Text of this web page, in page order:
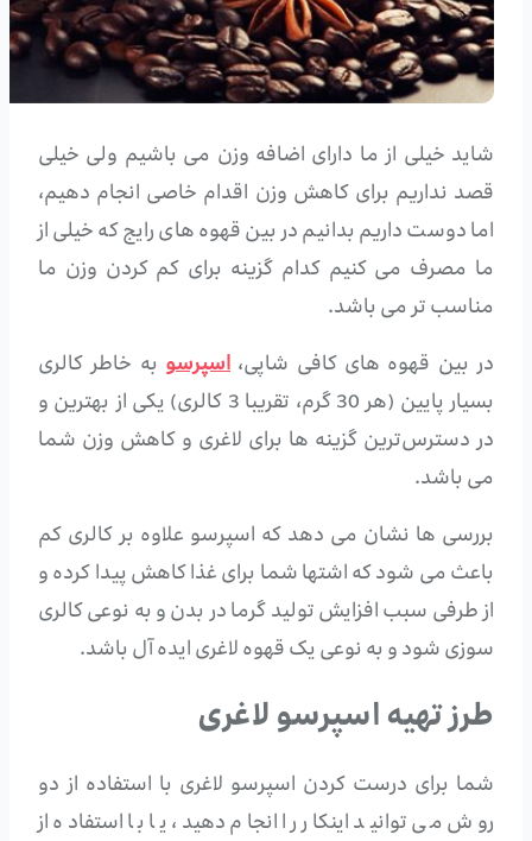
شاید خیلی از ما دارای اضافه وزن می باشیم ولی خیلی
قصد نداریم برای کاهش وزن اقدام خاصی انجام دهیم،
اما دوست داریم بدانیم در بین قهوه های رایج که خیلی از
ما مصرف می کنیم کدام گزینه برای کم کردن وزن ما
مناسب تر می باشد.
در بین قهوه های کافی شاپی، اسپرسو به خاطر کالری
بسیار پایین (هر 30 گرم، تقریبا 3 کالری) یکی از بهترین و
در دسترس‌ترین گزینه ها برای لاغری و کاهش وزن شما
می باشد.
بررسی ها نشان می دهد که اسپرسو علاوه بر کالری کم
باعث می شود که اشتها شما برای غذا کاهش پیدا کرده و
از طرفی سبب افزایش تولید گرما در بدن و به نوعی کالری
سوزی شود و به نوعی یک قهوه لاغری ایده آل باشد.
طرز تهیه اسپرسو لاغری
شما برای درست کردن اسپرسو لاغری با استفاده از دو
روش می توانید اینکار را انجام دهید، یا با استفاده از